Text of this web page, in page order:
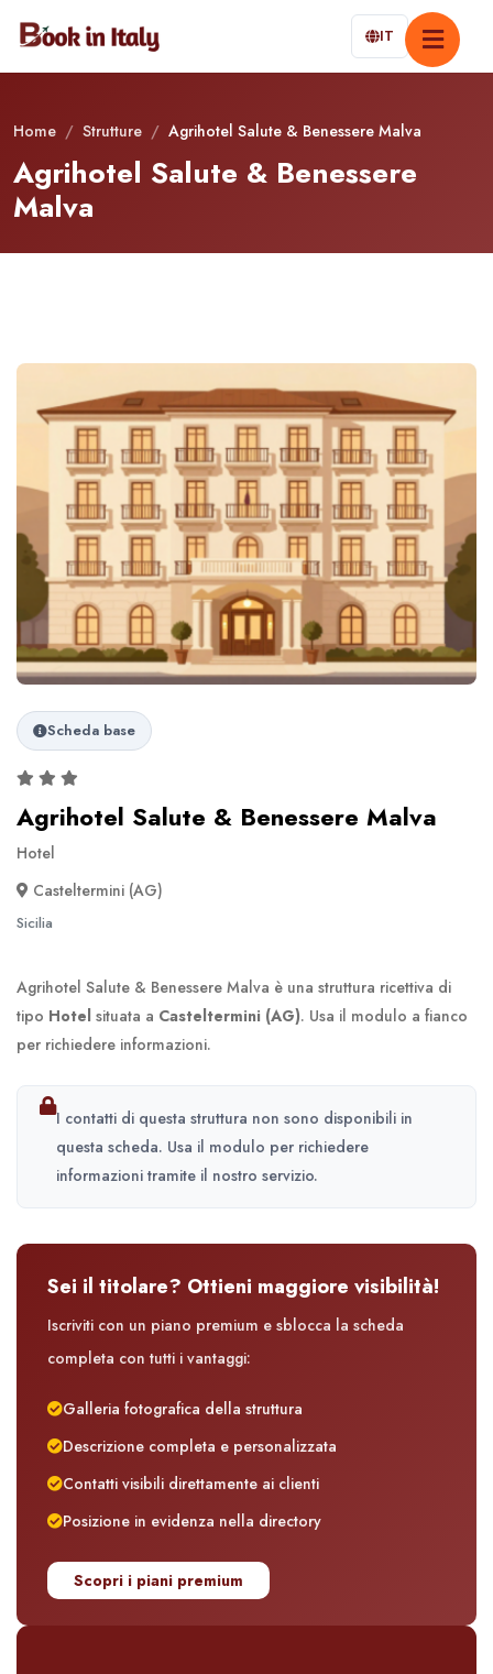
IT
Home / Strutture / Agrihotel Salute & Benessere Malva
Agrihotel Salute & Benessere
Malva
Scheda base
Agrihotel Salute & Benessere Malva
Hotel
Casteltermini (AG)
Sicilia
Agrihotel Salute & Benessere Malva è una struttura ricettiva di
tipo Hotel situata a Casteltermini (AG). Usa il modulo a fianco
per richiedere informazioni.
I contatti di questa struttura non sono disponibili in
questa scheda. Usa il modulo per richiedere
informazioni tramite il nostro servizio.
Sei il titolare? Ottieni maggiore visibilità!
Iscriviti con un piano premium e sblocca la scheda
completa con tutti i vantaggi:
Galleria fotografica della struttura
Descrizione completa e personalizzata
Contatti visibili direttamente ai clienti
Posizione in evidenza nella directory
Scopri i piani premium